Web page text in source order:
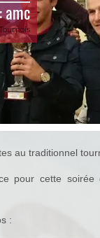
amc
au traditionnel
pour cette
: